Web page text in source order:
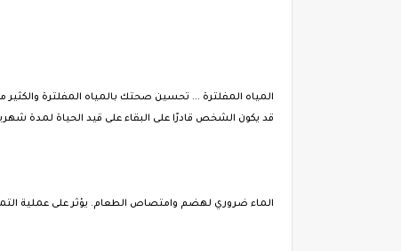
المياه المفلترة ... تحسين صحتك بالمياه المفلترة
قد يكون الشخص قادرًا على البقاء على قيد الحياة لمدة
الماء ضروري لهضم وامتصاص الطعام. يؤثر على عملية